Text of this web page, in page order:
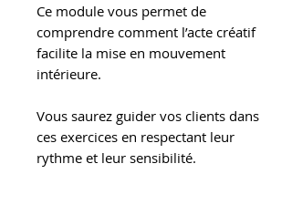
Ce module vous permet de
comprendre comment l’acte créatif
facilite la mise en mouvement
intérieure.
Vous saurez guider vos clients dans
ces exercices en respectant leur
rythme et leur sensibilité.